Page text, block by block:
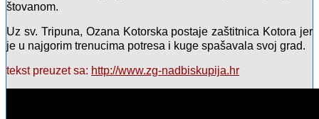
štovanom.
Uz sv. Tripuna, Ozana Kotorska postaje zaštitnica Kotora jer
je u najgorim trenucima potresa i kuge spašavala svoj grad.
tekst preuzet sa: http://www.zg-nadbiskupija.hr